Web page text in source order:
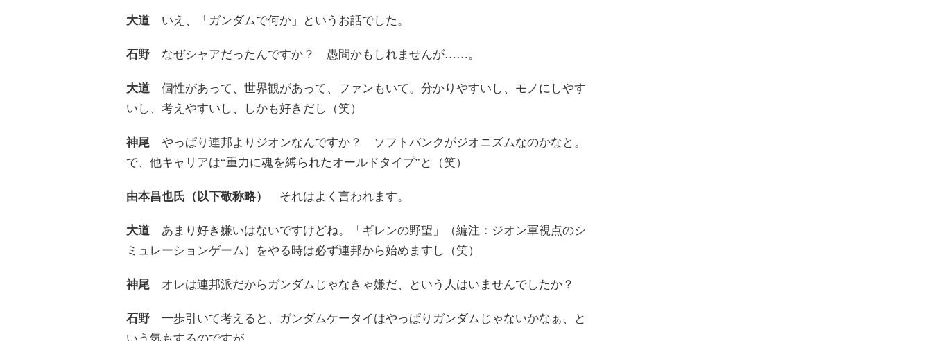
大道 いえ、「ガンダムで何か」というお話でした。
石野 なぜシャアだったんですか？ 愚問かもしれませんが……。
大道 個性があって、世界観があって、ファンもいて。分かりやすいし、モノにしやす
いし、考えやすいし、しかも好きだし（笑）
神尾 やっぱり連邦よりジオンなんですか？ ソフトバンクがジオニズムなのかなと。
で、他キャリアは“重力に魂を縛られたオールドタイプ”と（笑）
由本昌也氏（以下敬称略） それはよく言われます。
大道 あまり好き嫌いはないですけどね。「ギレンの野望」（編注：ジオン軍視点のシ
ミュレーションゲーム）をやる時は必ず連邦から始めますし（笑）
神尾 オレは連邦派だからガンダムじゃなきゃ嫌だ、という人はいませんでしたか？
石野 一歩引いて考えると、ガンダムケータイはやっぱりガンダムじゃないかなぁ、と